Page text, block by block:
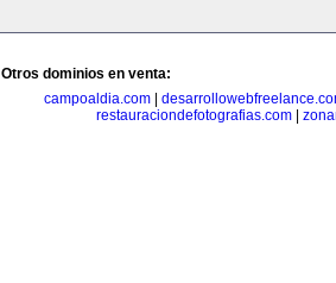
Otros dominios en venta:
campoaldia.com
restauraciondefotografias.com|